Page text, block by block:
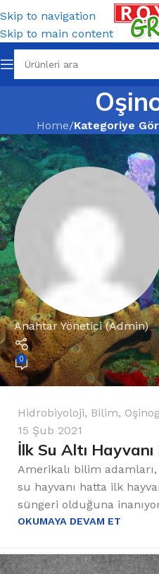
Skip to navigation
Skip to main content
Home/Kategoriye
Anahtar Yönetici (Admin)
0
Hidrobiyoloji, Bilim,
15 Şub 2021
İlk Su Altı
Amerikalı bilim
su hayvanı hatta ilk
süngeri olduğuna
OKUMAYA DEVAM ET